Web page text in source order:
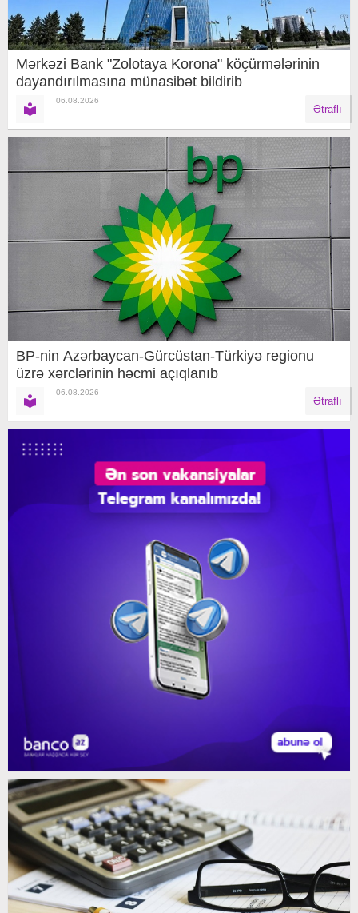
Mərkəzi Bank "Zolotaya Korona" köçürmələrinin
dayandırılmasına münasibət bildirib
06.08.2026
Ətraflı
BP-nin Azərbaycan-Gürcüstan-Türkiyə regionu
üzrə xərclərinin həcmi açıqlanıb
06.08.2026
Ətraflı